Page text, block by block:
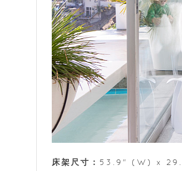
床架尺寸： 53.9" (W) x